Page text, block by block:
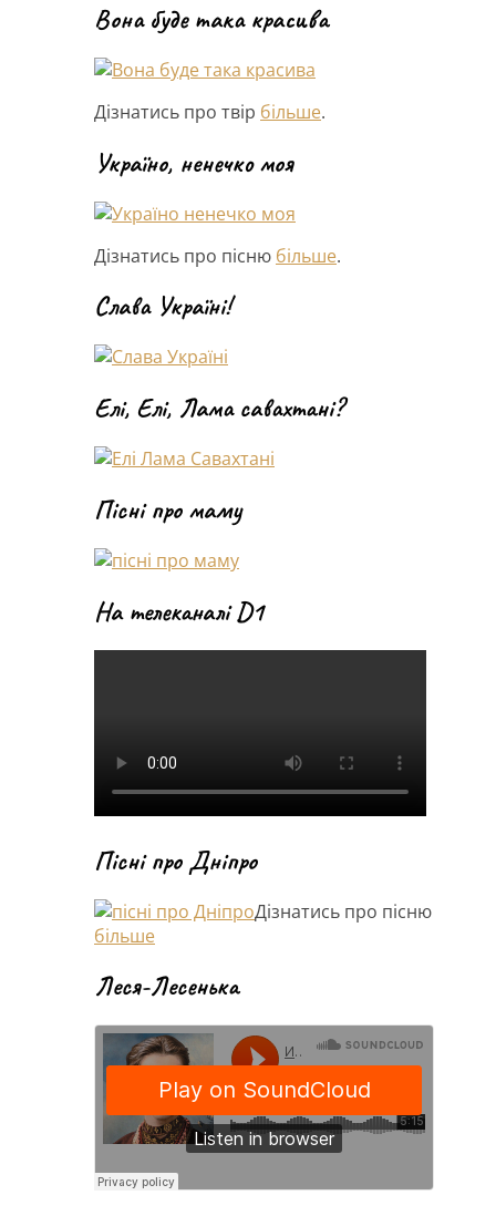
Вона буде така красива
Дізнатись про твір більше.
Україно, ненечко моя
Дізнатись про пісню більше.
Слава Україні!
Елі, Елі, Лама савахтані?
Пісні про маму
На телеканалі D1
Пісні про Дніпро
Дізнатись про пісню
більше
Леся-Лесенька